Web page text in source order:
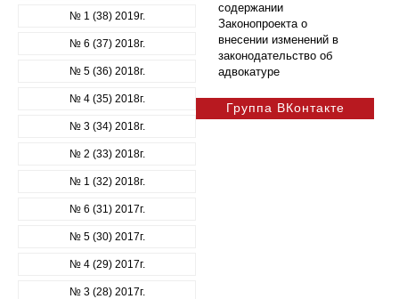
№ 1 (38) 2019г.
№ 6 (37) 2018г.
№ 5 (36) 2018г.
№ 4 (35) 2018г.
№ 3 (34) 2018г.
№ 2 (33) 2018г.
№ 1 (32) 2018г.
№ 6 (31) 2017г.
№ 5 (30) 2017г.
№ 4 (29) 2017г.
№ 3 (28) 2017г.
содержании
Законопроекта о
внесении изменений в
законодательство об
адвокатуре
Группа ВКонтакте